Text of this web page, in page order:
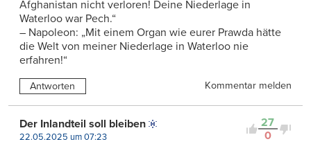
Afghanistan nicht verloren! Deine Niederlage in
Waterloo war Pech.“
– Napoleon: „Mit einem Organ wie eurer Prawda hätte
die Welt von meiner Niederlage in Waterloo nie
erfahren!“
Antworten Kommentar melden
27
0
Der Inlandteil soll bleiben
22.05.2025 um 07:23